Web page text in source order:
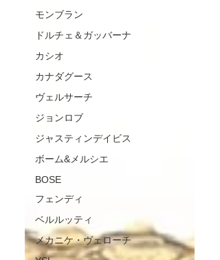
モンブラン
ドルチェ＆ガッバーナ
カシオ
カナダグース
ヴェルサーチ
ジョンロブ
ジャスティンデイビス
ボーム&メルシエ
BOSE
フェンディ
ベルルッティ
メカニケ・ヴェローチ